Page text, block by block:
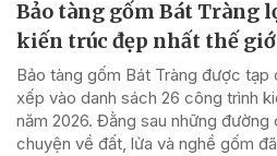
Bảo tàng gốm Bát Tràng
kiến trúc đẹp nhất thế
Bảo tàng gốm Bát Tràng được tạp
xếp vào danh sách 26 công trình
năm 2026. Đằng sau những đường
chuyện về đất, lửa và nghề gốm